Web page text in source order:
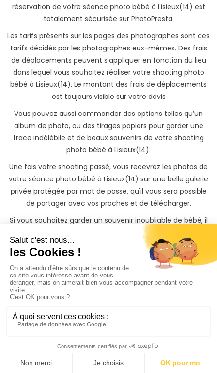
réservation de votre séance photo bébé à Lisieux(14) est
totalement sécurisée sur PhotoPresta.
Les tarifs présents sur les pages des photographes sont des
tarifs décidés par les photographes eux-mêmes. Des frais
de déplacements peuvent s'appliquer en fonction du lieu
dans lequel vous souhaitez réaliser votre shooting photo
bébé à Lisieux(14). Le montant des frais de déplacements
est toujours visible sur votre devis
Vous pouvez aussi commander des options telles qu’un
album de photo, ou des tirages papiers pour garder une
trace indélébile et de beaux souvenirs de votre shooting
photo bébé à Lisieux(14).
Une fois votre shooting passé, vous recevrez les photos de
votre séance photo bébé à Lisieux(14) sur une belle galerie
privée protégée par mot de passe, qu'il vous sera possible
de partager avec vos proches et de télécharger.
Si vous souhaitez garder un souvenir inoubliable de bébé, il
vous sera également possible de commander des tirages
photos papiers ainsi que des albums photos à des tarifs
préférentiels directement depuis votre galerie photo
privée.
Trouvez rapidement un
vos proches même si vous
n'avezpas le temps de
chercher
Il y'a 3 moyens de trouver un photographe naissanc à